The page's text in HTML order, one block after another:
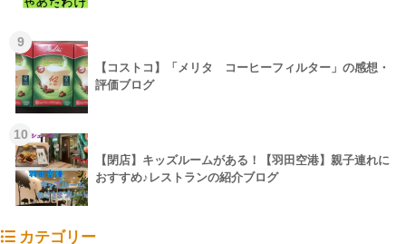
9
【コストコ】「メリタ コーヒーフィルター」の感想・
評価ブログ
10
【閉店】キッズルームがある！【羽田空港】親子連れに
おすすめ♪レストランの紹介ブログ
カテゴリー